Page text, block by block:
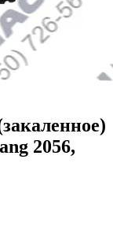
2056,